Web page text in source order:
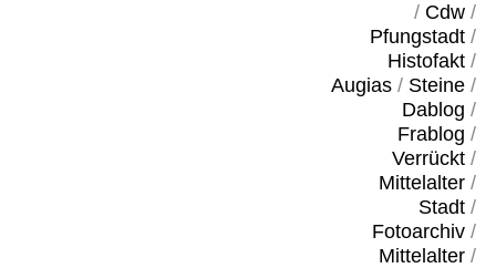
/ Cdw/
Pfungstadt/
Histofakt/
Augias/ Steine/
Dablog /
Frablog /
Verrückt/
Mittelalter/
Stadt/
Fotoarchiv/
Mittelalter/